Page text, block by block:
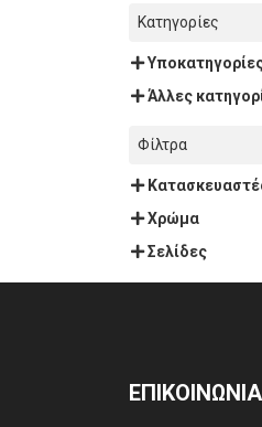
Κατηγορίες
Άλλες
Φίλτρα
Χρώμα
Σελίδες
ΕΠΙΚΟΙΝΩΝΙΑ